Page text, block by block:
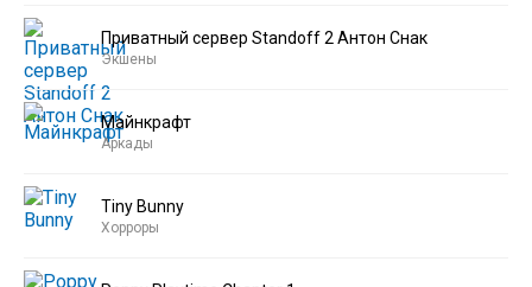
Приватный сервер Standoff 2 Антон Снак
Экшены
Майнкрафт
Аркады
Tiny Bunny
Хорроры